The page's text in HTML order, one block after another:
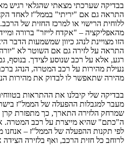
שערכתי מצאתי שהגלאי רגיש מאוד
גם אם "יריתי" בממל"ז לאחד הקצוות
הרישוי או למרכז החזית של הרכב.
– "אקדח לייזר" ברורה ומיידית,
לנהג כיוון שמשמעות הדבר היא
על לזירה גם אם השוטר לא "יורה"
אלא על רכב שנוסע לצידך. בנוסף, גם
מהירות על רכב המטרה, הנהג ברכב
שתאפשר לו לבדוק את מהירות
למגבלות ההפעלה של הממל"ז בישראל.
הלזירה התארך, כך מתפזרת קרן
שהיא מייצרת על רכב המטרה. אבל
ההפעלה של הממל"ז – אנחנו
כל חזית הרכב, ואף בלזירה הצידה אל